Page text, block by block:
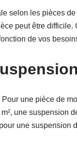
selon les pièces
peut être difficile.
de vos
une pièce de
une suspension
une suspension